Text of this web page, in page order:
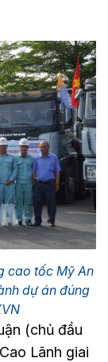
cao tốc Mỹ An
dự án đúng
(chủ đầu
Lãnh giai